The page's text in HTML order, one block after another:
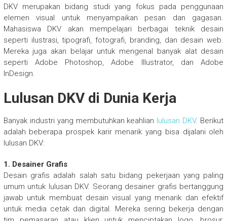
DKV merupakan bidang studi yang fokus pada penggunaan
elemen visual untuk menyampaikan pesan dan gagasan.
Mahasiswa DKV akan mempelajari berbagai teknik desain
seperti ilustrasi, tipografi, fotografi, branding, dan desain web.
Mereka juga akan belajar untuk mengenal banyak alat desain
seperti Adobe Photoshop, Adobe Illustrator, dan Adobe
InDesign.
Lulusan DKV di Dunia Kerja
Banyak industri yang membutuhkan keahlian lulusan DKV. Berikut
adalah beberapa prospek karir menarik yang bisa dijalani oleh
lulusan DKV:
1. Desainer Grafis
Desain grafis adalah salah satu bidang pekerjaan yang paling
umum untuk lulusan DKV. Seorang desainer grafis bertanggung
jawab untuk membuat desain visual yang menarik dan efektif
untuk media cetak dan digital. Mereka sering bekerja dengan